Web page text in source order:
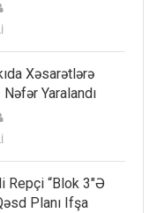
Xəsarətlərə
Yaralandı
Repçi “Blok 3″ə
Planı Ifşa